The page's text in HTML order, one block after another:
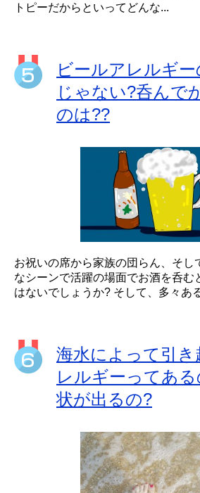
トピーだからといってどんな...
ビールアレルギ
じゃない?呑んで
のは??
お祝いの席から家族の団らん、そ
なシーンで活躍の場面でお酒を呑む
はないでしょうか? そして、多々あ
海水によって引
レルギーってあ
状が出るの?